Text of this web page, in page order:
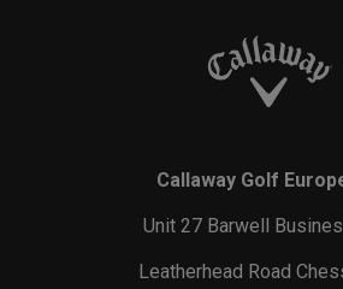
Callaway Golf
Unit 27 Barwell
Leatherhead Road